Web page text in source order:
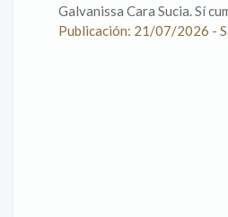
Galvanissa Cara Sucia. Sí
Publicación: 21/07/2026 -